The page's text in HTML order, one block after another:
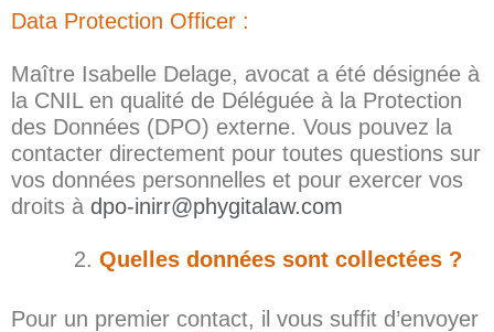
Data Protection Officer :
Maître Isabelle Delage, avocat a été désignée à
la CNIL en qualité de Déléguée à la Protection
des Données (DPO) externe. Vous pouvez la
contacter directement pour toutes questions sur
vos données personnelles et pour exercer vos
droits à dpo-inirr@phygitalaw.com
Quelles données sont collectées ?
Pour un premier contact, il vous suffit d’envoyer